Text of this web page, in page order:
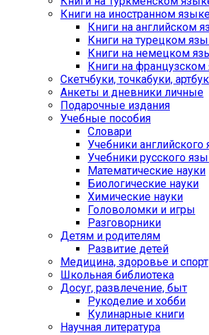
Книги на иностранном
Книги на английском
Книги на турецком
Книги на немецком
Книги на
Cкетчбуки, точкабуки,
Анкеты и дневники личные
Подарочные издания
Учебные пособия
Словари
Учебники английского
Учебники русского
Математические науки
Биологические науки
Химические науки
Головоломки и игры
Разговорники
Детям и родителям
Развитие детей
Медицина, здоровье и спорт
Школьная библиотека
Досуг, развлечение, быт
Рукоделие и хобби
Кулинарные книги
Научная литература